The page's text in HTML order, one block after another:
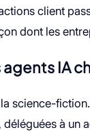
client
dont les
agents IA
science-
à un